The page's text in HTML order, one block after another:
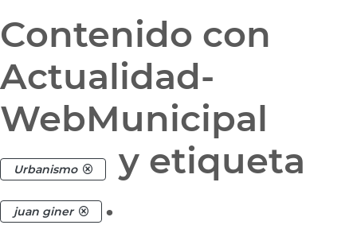
Contenido con
Actualidad-
WebMunicipal
Urbanismo y etiqueta
juan giner .